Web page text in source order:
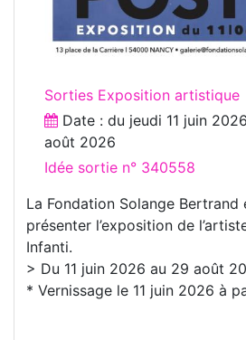
Sorties Exposition artistique
Date : du jeudi 11 juin 2026
août 2026
Idée sortie n° 340558
La Fondation Solange
présenter l’exposition de
Infanti.
> Du 11 juin 2026 au 29 août
* Vernissage le 11 juin 2026 à